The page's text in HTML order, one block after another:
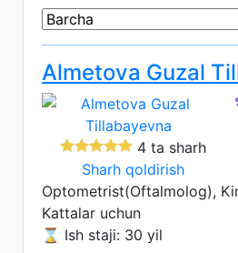
Almetova Guzal
4 ta sharh
Sharh qoldirish
Optometrist(Oftalmolog),
Kattalar uchun
⌛ Ish staji: 30 yil